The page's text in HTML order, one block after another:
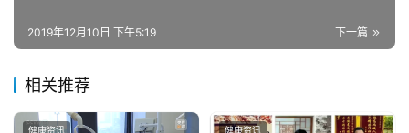
下一篇
2019年12月10日 下午5:19
相关推荐
健康资讯 健康资讯